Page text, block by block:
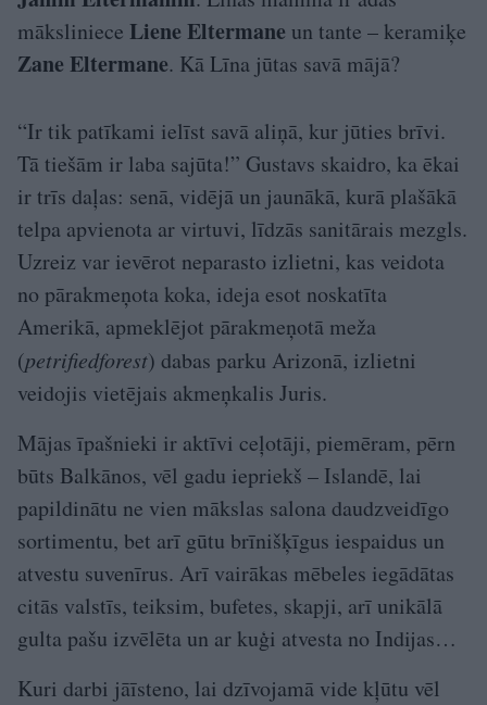
māksliniece Liene Eltermane un tante – keramiķe
Zane Eltermane. Kā Līna jūtas savā mājā?
“Ir tik patīkami ielīst savā aliņā, kur jūties brīvi.
Tā tiešām ir laba sajūta!” Gustavs skaidro, ka ēkai
ir trīs daļas: senā, vidējā un jaunākā, kurā plašākā
telpa apvienota ar virtuvi, līdzās sanitārais mezgls.
Uzreiz var ievērot neparasto izlietni, kas veidota
no pārakmeņota koka, ideja esot noskatīta
Amerikā, apmeklējot pārakmeņotā meža
(petrifiedforest) dabas parku Arizonā, izlietni
veidojis vietējais akmeņkalis Juris.
Mājas īpašnieki ir aktīvi ceļotāji, piemēram, pērn
būts Balkānos, vēl gadu iepriekš – Islandē, lai
papildinātu ne vien mākslas salona daudzveidīgo
sortimentu, bet arī gūtu brīnišķīgus iespaidus un
atvestu suvenīrus. Arī vairākas mēbeles iegādātas
citās valstīs, teiksim, bufetes, skapji, arī unikālā
gulta pašu izvēlēta un ar kuģi atvesta no Indijas…
Kuri darbi jāīsteno, lai dzīvojamā vide kļūtu vēl